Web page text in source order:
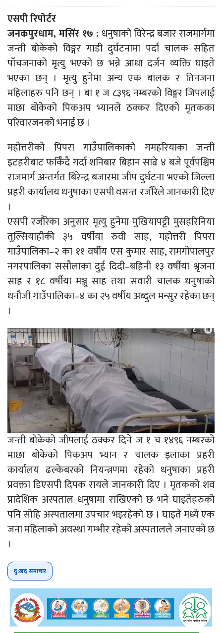
एसपी रिपोर्टर
जनकपुरधाम, मसिंर १७ : धनुषाको विरेन्द्र बजार राजमार्गमा
जन्ती बोकेको विङ्गर गाडी दुर्घटनामा पर्दा चालक सहित
पाँचजनाको मृत्यु भएको छ भन्ने आधा दर्जन व्यक्ति घाइते
भएका छन् । मृत्यु हुनेमा अन्य एक बालक र तिनजना
महिलाहरु पनि छन् । बा १ ज ८३९६ नम्बरको विङ्गर जिपलाई
माछा बोकेको पिकअप भ्यानले ठक्कर दिएको मृतकका
परिवारजनको भनाई छ ।
महोत्तरीको पिपरा गाउँपालिकाको गमहरियाका जन्ती
इटहरीबाट फर्किँदै गर्दा शनिबार बिहान साढे ४ बजे पूर्वपश्चिम
राजमार्ग अन्तर्गत बिरेन्द्र बजारमा जीप दुर्घटना भएको जिल्ला
प्रहरी कार्यालय धनुषाका एसपी वसन्त रजौरेले जानकारी दिए
।
एसपी रजौरेका अनुसार मृत्यु हुनेमा मुखियापट्टी मुसहरिनिया
तुल्सियाहीकी ३५ वर्षीया रुवी साह, महोत्तरी पिपरा
गाउँपालिका–२ का ११ वर्षीय एस कुमार साह, रामगोपालपुर
नगरपालिका ससौलाका दुई दिदी–बहिनी १३ वर्षीया श्रृजना
साह र १८ वर्षीया मञ्जु साह तथा सवारी चालक धनुषाको
धनौजी गाउँपालिका–४ का २५ वर्षीय अब्दुल मन्सुर रहेका छन्
।
जन्ती बोकेको जीपलाई ठक्कर दिने ज १ च १४९६ नम्बरको
माछा बोकेको पिकअप भ्यान र चालक इलाका प्रहरी
कार्यालय ढल्केबरको नियन्त्रणमा रहेको धनुषाका प्रहरी
प्रवक्ता डिएसपी दिपक रायले जानकारी दिए । मृतकको शव
प्रादेशिक अस्पताल धनुषामा राखिएको छ भने घाइतेहरुको
पनि सोहि अस्पतालमा उपचार भइरहेको छ । घाइते मध्ये एक
जना महिलाको अवस्था गम्भीर रहेको अस्पतालले जनाएको छ
।
दु:खद समाचार